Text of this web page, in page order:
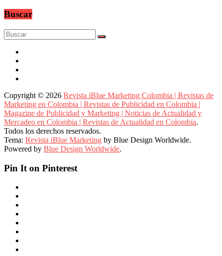
Buscar
Copyright © 2026 Revista iBlue Marketing Colombia | Revistas de
Marketing en Colombia | Revistas de Publicidad en Colombia |
Magazine de Publicidad y Marketing | Noticias de Actualidad y
Mercadeo en Colombia | Revistas de Actualidad en Colombia.
Todos los derechos reservados.
Tema: Revista iBlue Marketing by Blue Design Worldwide.
Powered by Blue Design Worldwide.
Pin It on Pinterest